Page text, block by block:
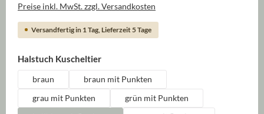
Preise inkl. MwSt. zzgl. Versandkosten
Versandfertig in 1 Tag, Lieferzeit 5 Tage
Halstuch Kuscheltierauswählen
braun
braun mit Punkten
grau mit Punkten
grün mit Punkten